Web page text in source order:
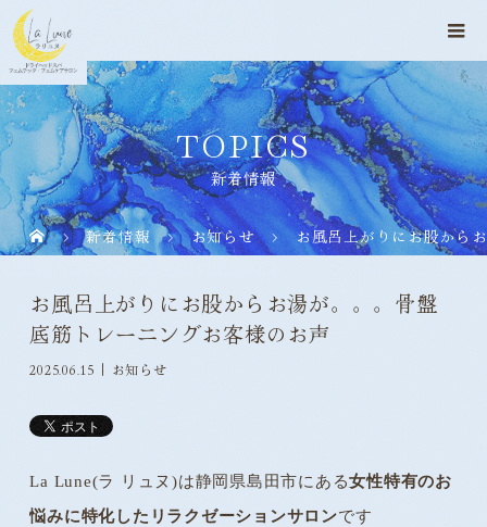
TOPICS
新着情報
新着情報 お知らせ お風呂上がりにお股から
お風呂上がりにお股からお湯が。。。骨盤
底筋トレーニングお客様のお声
2025.06.15 お知らせ
La Lune(ラ リュヌ)は静岡県島田市にある女性特有のお
悩みに特化したリラクゼーションサロンです